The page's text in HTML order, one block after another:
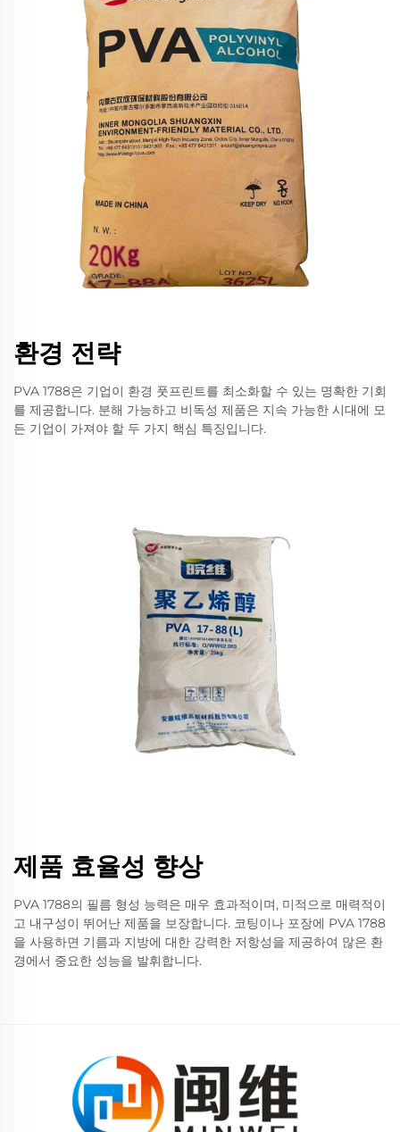
환경 전략
PVA 1788은 기업이 환경 풋프린트를 최소화할 수 있는 명확한 기회
를 제공합니다. 분해 가능하고 비독성 제품은 지속 가능한 시대에 모
든 기업이 가져야 할 두 가지 핵심 특징입니다.
제품 효율성 향상
PVA 1788의 필름 형성 능력은 매우 효과적이며, 미적으로 매력적이
고 내구성이 뛰어난 제품을 보장합니다. 코팅이나 포장에 PVA 1788
을 사용하면 기름과 지방에 대한 강력한 저항성을 제공하여 많은 환
경에서 중요한 성능을 발휘합니다.